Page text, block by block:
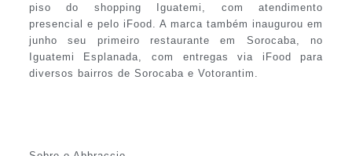
piso do shopping Iguatemi, com atendimento
presencial e pelo iFood. A marca também inaugurou em
junho seu primeiro restaurante em Sorocaba, no
Iguatemi Esplanada, com entregas via iFood para
diversos bairros de Sorocaba e Votorantim.